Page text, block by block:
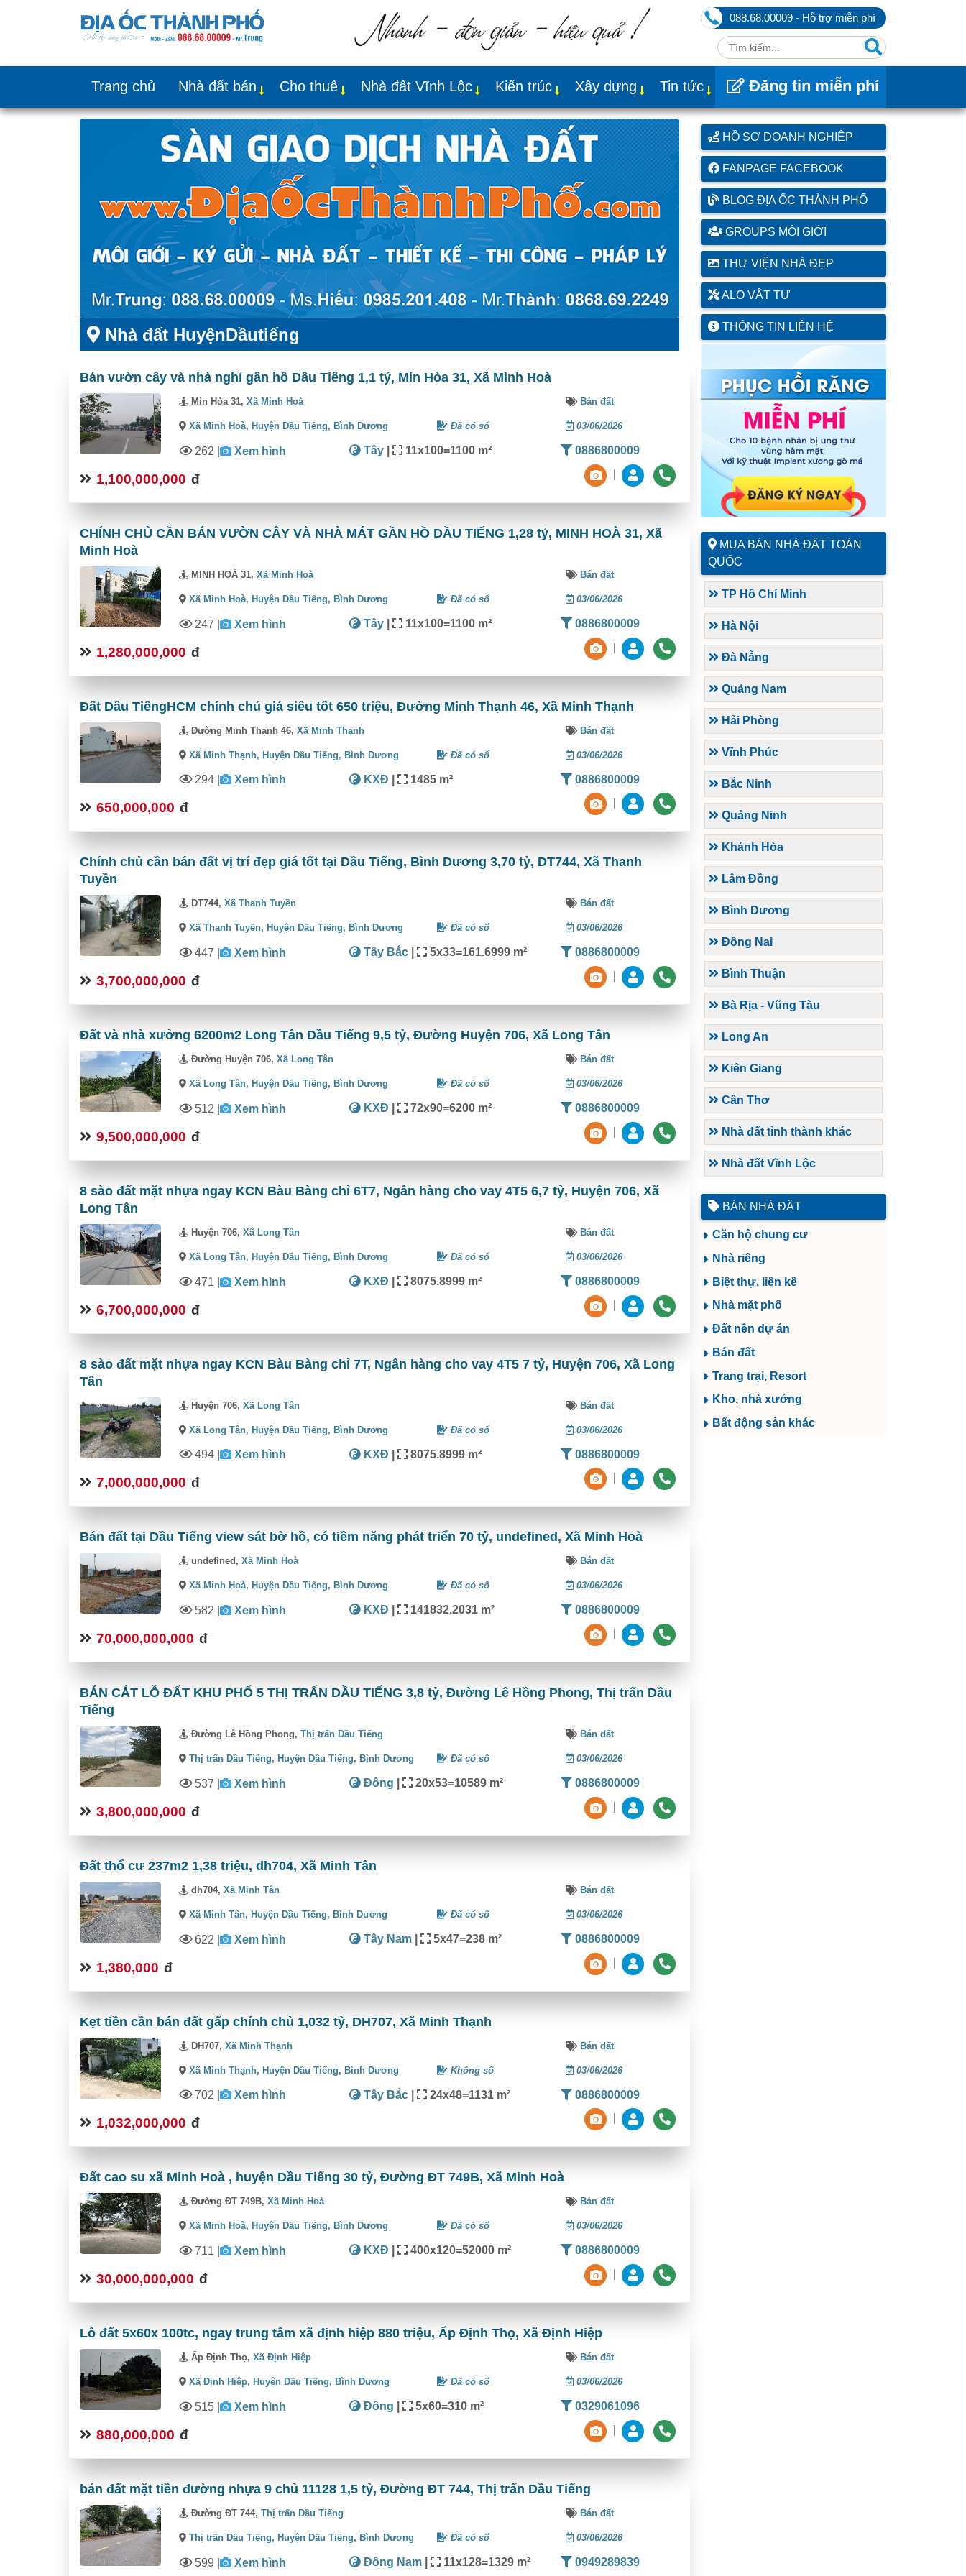
088.68.00009 - Hỗ trợ miễn phí
Trang chủ Nhà đất bán Cho thuê Nhà đất Vĩnh Lộc Kiến trúc Xây dựng Tin tức Đăng tin miễn phí
Nhà đất HuyệnDầutiếng
Bán vườn cây và nhà nghỉ gần hồ Dầu Tiếng 1,1 tỷ, Min Hòa 31, Xã Minh Hoà
Min Hòa 31,Xã Minh Hoà Bán đất
Xã Minh Hoà, Huyện Dầu Tiếng, Bình Dương Đã có sổ 03/06/2026
262 | Xem hình Tây| 11x100=1100 m² 0886800009
1,100,000,000 đ
CHÍNH CHỦ CẦN BÁN VƯỜN CÂY VÀ NHÀ MÁT GẦN HỒ DẦU TIẾNG 1,28 tỷ, MINH HOÀ 31, Xã
Minh Hoà
MINH HOÀ 31,Xã Minh Hoà Bán đất
Xã Minh Hoà, Huyện Dầu Tiếng, Bình Dương Đã có sổ 03/06/2026
247 | Xem hình Tây| 11x100=1100 m² 0886800009
1,280,000,000 đ
Đất Dầu TiếngHCM chính chủ giá siêu tốt 650 triệu, Đường Minh Thạnh 46, Xã Minh Thạnh
Đường Minh Thạnh 46,Xã Minh Thạnh Bán đất
Xã Minh Thạnh, Huyện Dầu Tiếng,Bình Dương Đã có sổ 03/06/2026
294 | Xem hình KXĐ 1485 m² 0886800009
650,000,000 đ
Chính chủ cần bán đất vị trí đẹp giá tốt tại Dầu Tiếng, Bình Dương 3,70 tỷ, DT744, Xã Thanh
Tuyền
DT744,Xã Thanh Tuyền Bán đất
Xã Thanh Tuyền, Huyện Dầu Tiếng, Bình Dương Đã có sổ 03/06/2026
447 | Xem hình Tây Bắc| 5x33=161.6999 m² 0886800009
3,700,000,000 đ
Đất và nhà xưởng 6200m2 Long Tân Dầu Tiếng 9,5 tỷ, Đường Huyện 706, Xã Long Tân
Đường Huyện 706,Xã Long Tân Bán đất
Xã Long Tân, Huyện Dầu Tiếng, Bình Dương Đã có sổ 03/06/2026
512 | Xem hình KXĐ 72x90=6200 m² 0886800009
9,500,000,000 đ
8 sào đất mặt nhựa ngay KCN Bàu Bàng chỉ 6T7, Ngân hàng cho vay 4T5 6,7 tỷ, Huyện 706, Xã
Long Tân
Huyện 706,Xã Long Tân Bán đất
Xã Long Tân, Huyện Dầu Tiếng, Bình Dương Đã có sổ 03/06/2026
471 | Xem hình KXĐ 8075.8999 m² 0886800009
6,700,000,000 đ
8 sào đất mặt nhựa ngay KCN Bàu Bàng chỉ 7T, Ngân hàng cho vay 4T5 7 tỷ, Huyện 706, Xã Long
Tân
Huyện 706,Xã Long Tân Bán đất
Xã Long Tân, Huyện Dầu Tiếng,Bình Dương Đã có sổ 03/06/2026
494 | Xem hình KXĐ 8075.8999 m² 0886800009
7,000,000,000 đ
Bán đất tại Dầu Tiếng view sát bờ hồ, có tiềm năng phát triển 70 tỷ, undefined, Xã Minh Hoà
undefined,Xã Minh Hoà Bán đất
Xã Minh Hoà, Huyện Dầu Tiếng, Bình Dương Đã có sổ 03/06/2026
582 | Xem hình KXĐ 141832.2031 m² 0886800009
70,000,000,000 đ
BÁN CẮT LỖ ĐẤT KHU PHỐ 5 THỊ TRẤN DẦU TIẾNG 3,8 tỷ, Đường Lê Hồng Phong, Thị trấn Dầu
Tiếng
Đường Lê Hồng Phong,Thị trấn Dầu Tiếng Bán đất
Thị trấn Dầu Tiếng, Huyện Dầu Tiếng, Bình Dương Đã có sổ 03/06/2026
537 | Xem hình Đông 20x53=10589 m² 0886800009
3,800,000,000 đ
Đất thổ cư 237m2 1,38 triệu, dh704, Xã Minh Tân
dh704,Xã Minh Tân Bán đất
Xã Minh Tân, Huyện Dầu Tiếng, Bình Dương Đã có sổ 03/06/2026
622 | Xem hình Tây Nam| 5x47=238 m² 0886800009
1,380,000 đ
Kẹt tiền cần bán đất gấp chính chủ 1,032 tỷ, DH707, Xã Minh Thạnh
DH707,Xã Minh Thạnh Bán đất
Xã Minh Thạnh, Huyện Dầu Tiếng,Bình Dương Không sổ 03/06/2026
702 | Xem hình Tây Bắc| 24x48=1131 m² 0886800009
1,032,000,000 đ
Đất cao su xã Minh Hoà , huyện Dầu Tiếng 30 tỷ, Đường ĐT 749B, Xã Minh Hoà
Đường ĐT 749B,Xã Minh Hoà Bán đất
Xã Minh Hoà, Huyện Dầu Tiếng, Bình Dương Đã có sổ 03/06/2026
711 | Xem hình KXĐ 400x120=52000 m² 0886800009
30,000,000,000 đ
Lô đất 5x60x 100tc, ngay trung tâm xã định hiệp 880 triệu, Ấp Định Thọ, Xã Định Hiệp
Ấp Định Thọ,Xã Định Hiệp Bán đất
Xã Định Hiệp, Huyện Dầu Tiếng, Bình Dương Đã có sổ 03/06/2026
515 | Xem hình Đông 5x60=310 m² 0329061096
880,000,000 đ
bán đất mặt tiền đường nhựa 9 chủ 11128 1,5 tỷ, Đường ĐT 744, Thị trấn Dầu Tiếng
Đường ĐT 744,Thị trấn Dầu Tiếng Bán đất
Thị trấn Dầu Tiếng, Huyện Dầu Tiếng, Bình Dương Đã có sổ 03/06/2026
599 | Xem hình Đông Nam| 11x128=1329 m² 0949289839
HỒ SƠ DOANH NGHIỆP
FANPAGE FACEBOOK
BLOG ĐỊA ỐC THÀNH PHỐ
GROUPS MÔI GIỚI
THƯ VIỆN NHÀ ĐẸP
ALO VẬT TƯ
THÔNG TIN LIÊN HỆ
MUA BÁN NHÀ ĐẤT TOÀN
QUỐC
TP Hồ Chí Minh
Hà Nội
Đà Nẵng
Quảng Nam
Hải Phòng
Vĩnh Phúc
Bắc Ninh
Quảng Ninh
Khánh Hòa
Lâm Đồng
Bình Dương
Đồng Nai
Bình Thuận
Bà Rịa - Vũng Tàu
Long An
Kiên Giang
Cần Thơ
Nhà đất tỉnh thành khác
Nhà đất Vĩnh Lộc
BÁN NHÀ ĐẤT
Căn hộ chung cư
Nhà riêng
Biệt thự, liền kề
Nhà mặt phố
Đất nền dự án
Bán đất
Trang trại, Resort
Kho, nhà xưởng
Bất động sản khác